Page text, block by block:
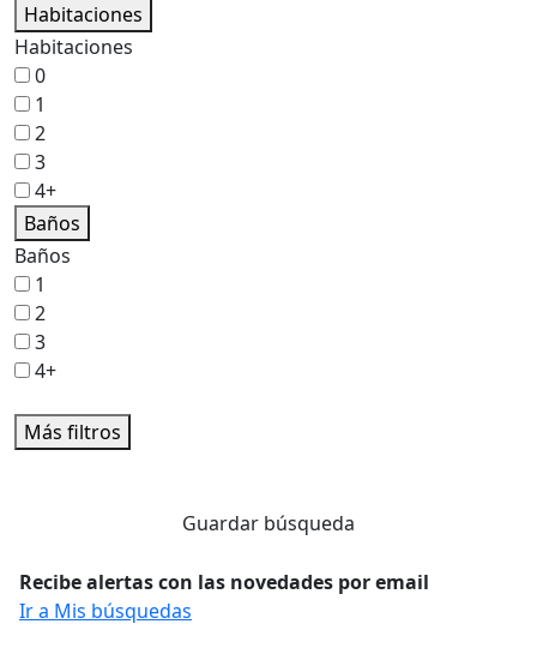
Habitaciones
Habitaciones
0
1
2
3
4+
Baños
Baños
1
2
3
4+
Más filtros
Guardar búsqueda
Recibe alertas con las novedades por email
Ir a Mis búsquedas